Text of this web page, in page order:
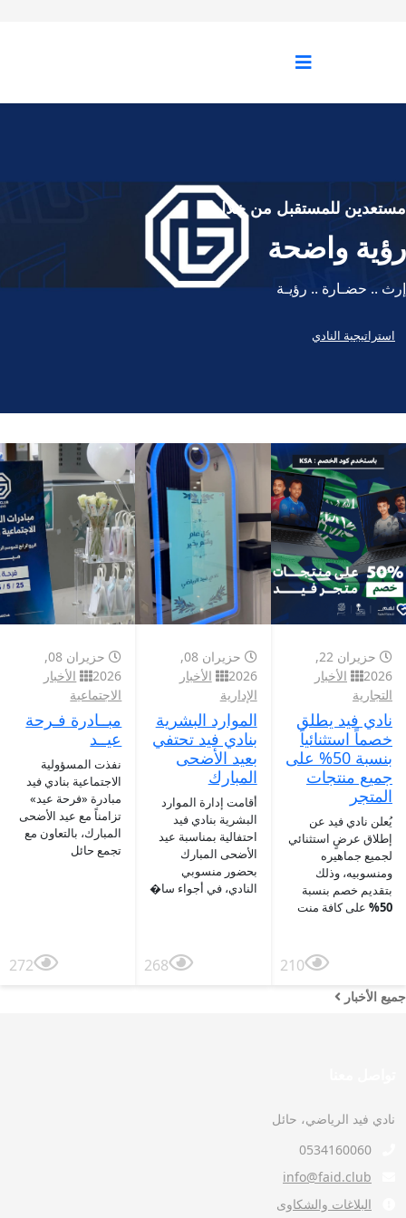
مستعدين للمستقبل من خلال
رؤية واضحة
إرث .. حضـارة .. رؤيـة
استراتيجية النادي
حزيران 22,
2026
الأخبار
التجارية
نادي فيد يطلق
خصماً استثنائياً
بنسبة 50% على
جميع منتجات
المتجر
يُعلن نادي فيد عن
إطلاق عرضٍ استثنائي
لجميع جماهيره
ومنسوبيه، وذلك
بتقديم خصم بنسبة
50%
على كافة منت
210
حزيران 08,
2026
الأخبار
الإدارية
الموارد البشرية
بنادي فيد تحتفي
بعيد الأضحى
المبارك
أقامت إدارة الموارد
البشرية بنادي فيد
احتفالية بمناسبة عيد
الأضحى المبارك
بحضور منسوبي
النادي، في أجواء سا�
268
حزيران 08,
2026
الأخبار
الاجتماعية
مبــادرة فـرحة
عيــد
نفذت المسؤولية
الاجتماعية بنادي فيد
مبادرة «فرحة عيد»
تزامناً مع عيد الأضحى
المبارك، بالتعاون مع
تجمع حائل
272
جميع الأخبار
نادي فيد الرياضي، حائل
info@faid.club
البلاغات والشكاوى